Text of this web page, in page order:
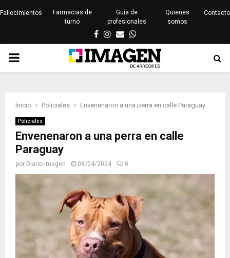
Fallecimientos
Farmacias de
turno
Guía de
profesionales
Quienes
somos
Contacto
Facebook
Instagram
EmailWhatsapp
PRIMARY
Inicio Policiales Envenenaron a una perra en calle Paraguay
Policiales
Envenenaron a una perra en calle
Paraguay
por Diario Imagen 08/04/2024 0